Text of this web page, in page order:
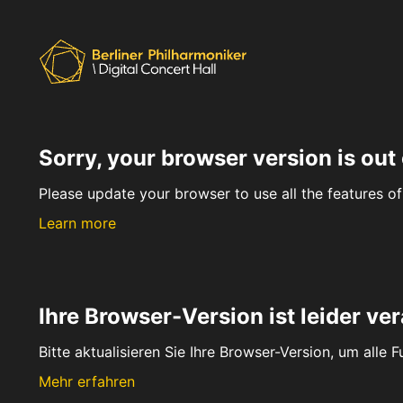
Sorry, your browser version is out
Please update your browser to use all the features
Learn more
Ihre Browser-Version ist leider
Bitte aktualisieren Sie Ihre Browser-Version, um alle
Mehr erfahren